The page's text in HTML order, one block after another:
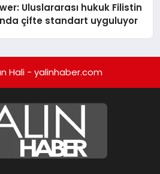
Uluslararası hukuk Filistin
çifte standart uyguluyor
Hali - yalinhaber.com